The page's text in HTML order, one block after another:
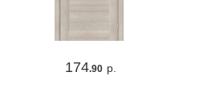
174.90 р.